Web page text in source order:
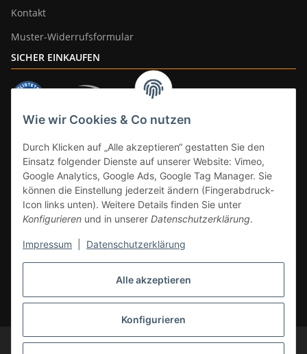
Alle akzeptieren
Konfigurieren
Wie wir Cookies & Co nutzen
Durch Klicken auf „Alle akzeptieren“ gestatten Sie den
Einsatz folgender Dienste auf unserer Website: Vimeo,
Google Analytics, Google Ads, Google Tag Manager. Sie
können die Einstellung jederzeit ändern (Fingerabdruck-
Icon links unten). Weitere Details finden Sie unter
Konfigurieren und in unserer Datenschutzerklärung.
Impressum Datenschutzerklärung
Kontakt
Muster-Widerrufsformular
SICHER EINKAUFEN
* Alle Preise inkl. gesetzlicher Mwst., zzgl.Versand
DE, gilt nicht für Großgeräte per Spedition). Artikel mit 0% MwSt. (gem. §
© CS-Multimedia GmbH
Änderungen und Irrtümer vorbehalten.